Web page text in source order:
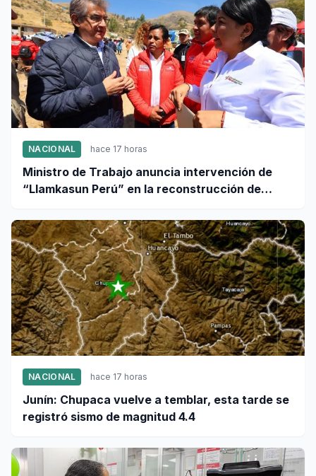
NACIONAL hace 17 horas
Ministro de Trabajo anuncia intervención de
“Llamkasun Perú” en la reconstrucción de
NACIONAL hace 17 horas
Junín: Chupaca vuelve a temblar, esta tarde se
registró sismo de magnitud 4.4